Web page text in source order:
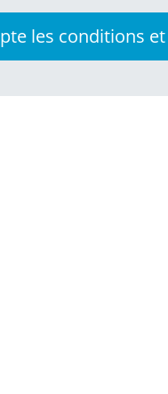
les conditions